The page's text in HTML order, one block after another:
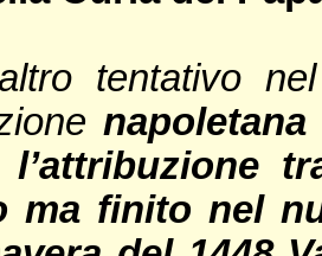
tentativo
l’attribuzione
ma finito nel